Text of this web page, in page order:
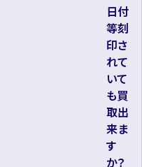
日付
等刻
印さ
れて
いて
も買
取出
来ま
す
か？